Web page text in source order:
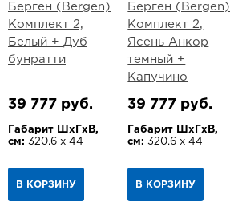
Берген (Bergen)
Комплект 2,
Белый + Дуб
бунратти
39 777 руб.
Габарит ШхГхВ,
см: 320.6 х 44
В КОРЗИНУ
Берген (Bergen)
Комплект 2,
Ясень Анкор
темный +
Капучино
39 777 руб.
Габарит ШхГхВ,
см: 320.6 х 44
В КОРЗИНУ